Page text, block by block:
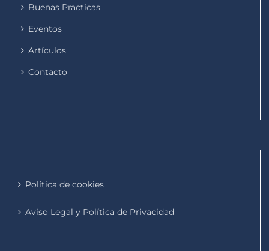
Buenas Practicas
Eventos
Artículos
Contacto
Política de cookies
Aviso Legal y Política de Privacidad